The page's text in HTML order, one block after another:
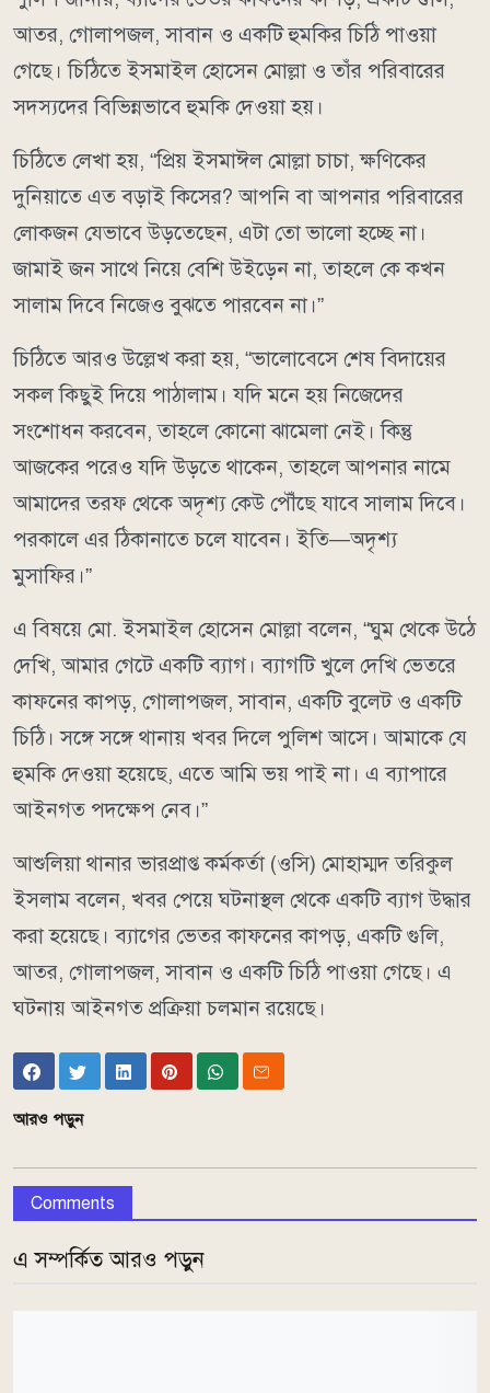
আতর, গোলাপজল, সাবান ও একটি হুমকির চিঠি পাওয়া
গেছে। চিঠিতে ইসমাইল হোসেন মোল্লা ও তাঁর পরিবারের
সদস্যদের বিভিন্নভাবে হুমকি দেওয়া হয়।
চিঠিতে লেখা হয়, “প্রিয় ইসমাঈল মোল্লা চাচা, ক্ষণিকের
দুনিয়াতে এত বড়াই কিসের? আপনি বা আপনার পরিবারের
লোকজন যেভাবে উড়তেছেন, এটা তো ভালো হচ্ছে না।
জামাই জন সাথে নিয়ে বেশি উইড়েন না, তাহলে কে কখন
সালাম দিবে নিজেও বুঝতে পারবেন না।”
চিঠিতে আরও উল্লেখ করা হয়, “ভালোবেসে শেষ বিদায়ের
সকল কিছুই দিয়ে পাঠালাম। যদি মনে হয় নিজেদের
সংশোধন করবেন, তাহলে কোনো ঝামেলা নেই। কিন্তু
আজকের পরেও যদি উড়তে থাকেন, তাহলে আপনার নামে
আমাদের তরফ থেকে অদৃশ্য কেউ পৌঁছে যাবে সালাম দিবে।
পরকালে এর ঠিকানাতে চলে যাবেন। ইতি—অদৃশ্য
মুসাফির।”
এ বিষয়ে মো. ইসমাইল হোসেন মোল্লা বলেন, “ঘুম থেকে উঠে
দেখি, আমার গেটে একটি ব্যাগ। ব্যাগটি খুলে দেখি ভেতরে
কাফনের কাপড়, গোলাপজল, সাবান, একটি বুলেট ও একটি
চিঠি। সঙ্গে সঙ্গে থানায় খবর দিলে পুলিশ আসে। আমাকে যে
হুমকি দেওয়া হয়েছে, এতে আমি ভয় পাই না। এ ব্যাপারে
আইনগত পদক্ষেপ নেব।”
আশুলিয়া থানার ভারপ্রাপ্ত কর্মকর্তা (ওসি) মোহাম্মদ তরিকুল
ইসলাম বলেন, খবর পেয়ে ঘটনাস্থল থেকে একটি ব্যাগ উদ্ধার
করা হয়েছে। ব্যাগের ভেতর কাফনের কাপড়, একটি গুলি,
আতর, গোলাপজল, সাবান ও একটি চিঠি পাওয়া গেছে। এ
ঘটনায় আইনগত প্রক্রিয়া চলমান রয়েছে।
আরও পড়ুন
Comments
এ সম্পর্কিত আরও পড়ুন